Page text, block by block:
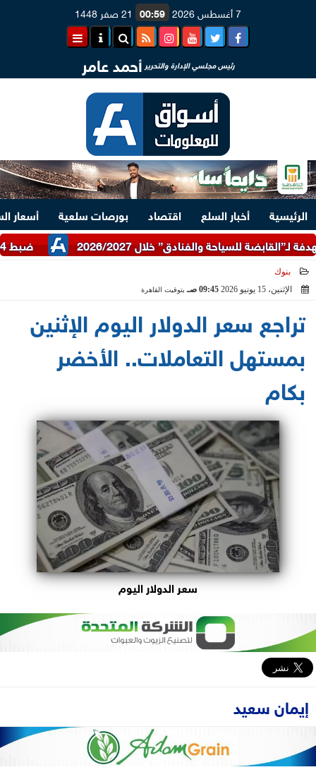
7 أغسطس 2026 00:59 21 صفر 1448
رئيس مجلسي الإدارة والتحرير أحمد عامر
الرئيسية أخبار السلع اقتصاد بورصات سلعية
أسعار
ضبط 24 طن دقيق أبيض وبلدي مدعم عبر شرطة التموين
بنوك
الإثنين، 15 يونيو 2026
09:45 صـ بتوقيت القاهرة
تراجع سعر الدولار اليوم الإثنين
بمستهل التعاملات.. الأخضر
بكام
سعر الدولار اليوم
إيمان سعيد